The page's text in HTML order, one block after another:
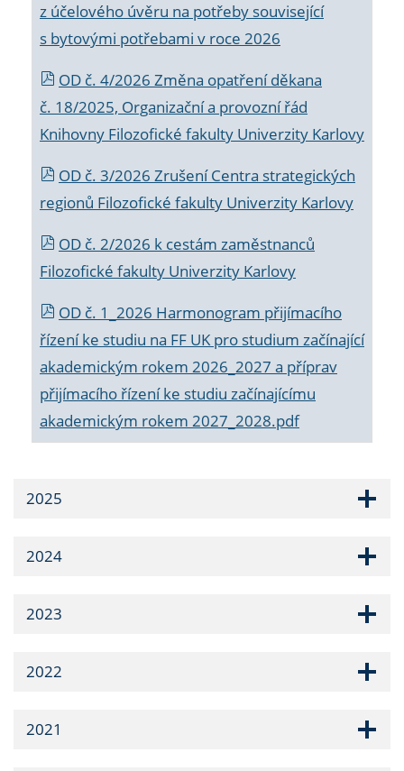
z účelového úvěru na potřeby související
s bytovými potřebami v roce 2026
OD č. 4/2026 Změna opatření děkana
č. 18/2025, Organizační a provozní řád
Knihovny Filozofické fakulty Univerzity Karlovy
OD č. 3/2026 Zrušení Centra strategických
regionů Filozofické fakulty Univerzity Karlovy
OD č. 2/2026 k cestám zaměstnanců
Filozofické fakulty Univerzity Karlovy
OD č. 1_2026 Harmonogram přijímacího
řízení ke studiu na FF UK pro studium začínající
akademickým rokem 2026_2027 a příprav
přijímacího řízení ke studiu začínajícímu
akademickým rokem 2027_2028.pdf
2025
2024
2023
2022
2021